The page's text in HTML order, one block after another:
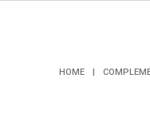
HOME |